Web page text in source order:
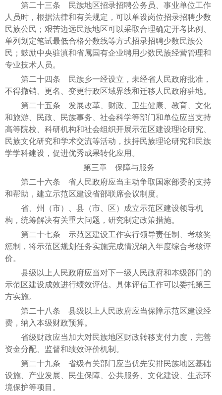
第二十三条 民族地区招录招聘公务员、事业单位工作
人员时，根据法律和有关规定，可以单设岗位招录招聘少数
民族公民；艰苦边远民族地区可以采取合理确定开考比例、
单列划定笔试最低合格分数线等方式招录招聘少数民族公
民；鼓励中央驻滇和省属国有企业聘用少数民族经营管理和
专业技术人员。
第二十四条 民族乡一经设立，未经省人民政府批准，
不得撤销、更名、变更行政区域界线和迁移人民政府驻地。
第二十五条 发展改革、财政、卫生健康、教育、文化
和旅游、民政、民族事务、社会科学等部门和单位应当支持
高等院校、科研机构和社会组织开展示范区建设理论研究、
民族文化研究和学术交流等活动，扶持民族理论研究和民族
学学科建设，促进优秀成果转化应用。
第三章 保障与服务
第二十六条 省人民政府应当主动争取国家部委的支持
和帮助，建立示范区建设省部联席会议制度。
省、州（市）、县（市、区）成立示范区建设领导机
构，统筹解决有关重大问题，研究制定政策措施。
第二十七条 示范区建设工作实行领导责任制、考核奖
惩制，将示范区规划任务实施完成情况纳入年度综合考核评
价。
县级以上人民政府应当对下一级人民政府和本级部门的
示范区建设成效进行绩效评估。具体评估工作可以委托第三
方实施。
第二十八条 县级以上人民政府应当保障示范区建设经
费，纳入本级财政预算。
省级财政应当加大对民族地区财政转移支付力度，完善
资金分配、监督和绩效评价机制。
第二十九条 省级有关部门应当优先安排民族地区基础
设施、产业发展、民生保障、公共服务、文化建设、生态环
境保护等项目。